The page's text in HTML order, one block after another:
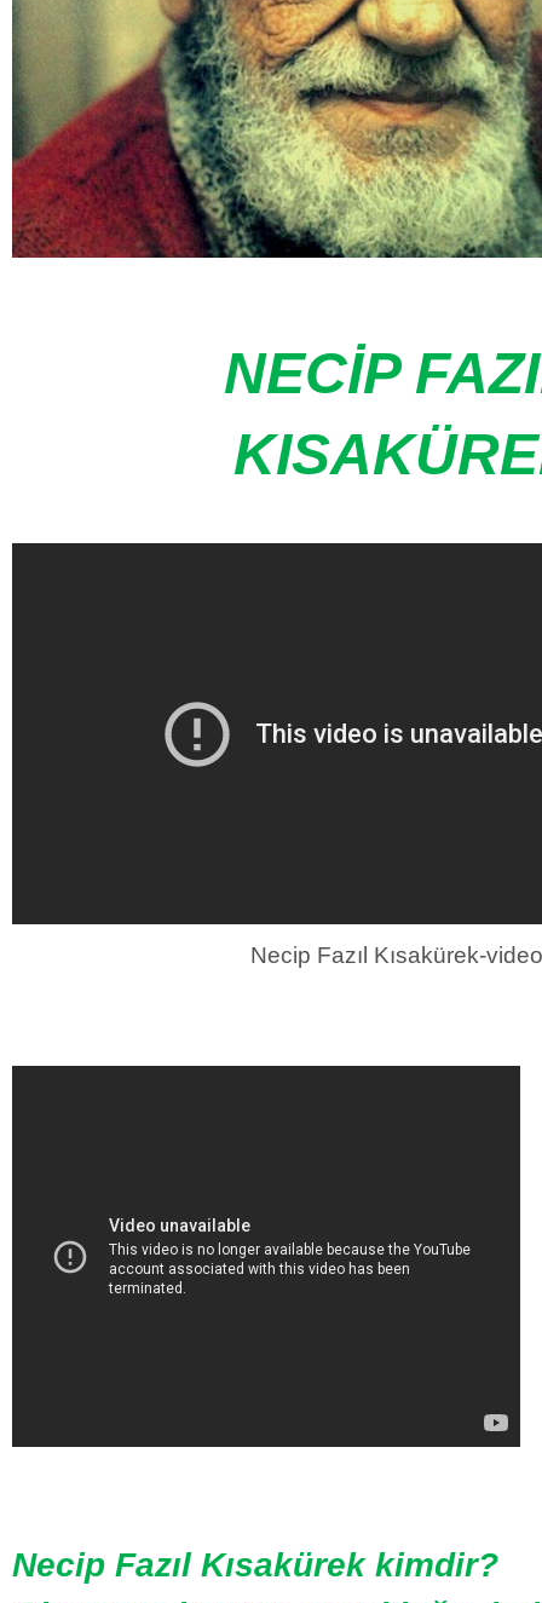
NECİP
Necip Fazıl Kısakürek-
Necip Fazıl Kısakürek kimdir?